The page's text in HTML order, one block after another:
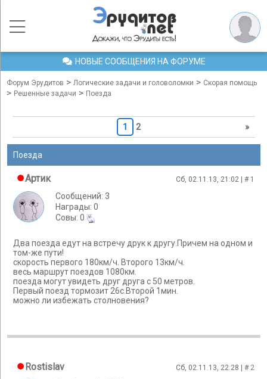
НОВЫЕ СООБЩЕНИЯ НА ФОРУМЕ
Форум Эрудитов > Логические задачи и головоломки > Скорая помощь
> Решенные задачи > Поезда
1 2 »
Поезда
Артик Сб, 02.11.13, 21:02 | # 1
Сообщений: 3
Награды: 0
Cовы: 0
Два поезда едут на встречу друк к другу.Причем на одном и
том-же пути!
скорость первого 180км/ч. Второго 13км/ч.
весь маршрут поездов 1080км.
поезда могут увидеть друг друга с 50 метров.
Первый поезд тормозит 26с.Второй 1мин.
можно ли избежать столновения?
Rostislav Сб, 02.11.13, 22:28 | # 2